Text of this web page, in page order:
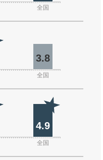
全国
3.8
全国
4.9
全国